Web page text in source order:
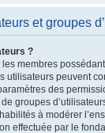
et groupes
?
membres
utilisateurs peuvent
des
groupes
à modérer
effectuée par le